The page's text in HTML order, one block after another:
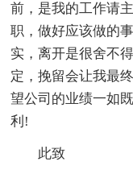
前，是我的工作请
职，做好应该做的
实，离开是很舍不
定，挽留会让我最
望公司的业绩一如
利!
此致